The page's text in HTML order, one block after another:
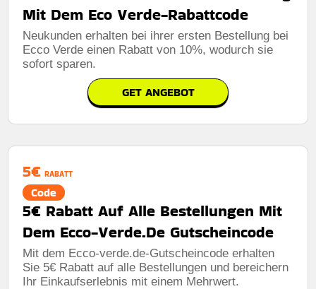
Mit Dem Eco Verde-Rabattcode
Neukunden erhalten bei ihrer ersten Bestellung bei
Ecco Verde einen Rabatt von 10%, wodurch sie
sofort sparen.
GET ANGEBOT
5€ RABATT
Code
5€ Rabatt Auf Alle Bestellungen Mit
Dem Ecco-Verde.De Gutscheincode
Mit dem Ecco-verde.de-Gutscheincode erhalten
Sie 5€ Rabatt auf alle Bestellungen und bereichern
Ihr Einkaufserlebnis mit einem Mehrwert.